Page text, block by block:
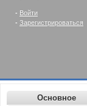
- Войти
- Зарегистрироваться
Основное